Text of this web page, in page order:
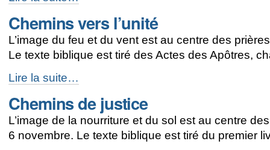
marche
avec
la
mission
de
-
Chemins vers l’unité
L’image du feu et du vent est au centre des
Le texte biblique est tiré des Actes des Apôtres,
Chemins
vers
l’unité
-
Lire la suite…
Chemins de justice
L’image de la nourriture et du sol est au centre
6 novembre. Le texte biblique est tiré du premier